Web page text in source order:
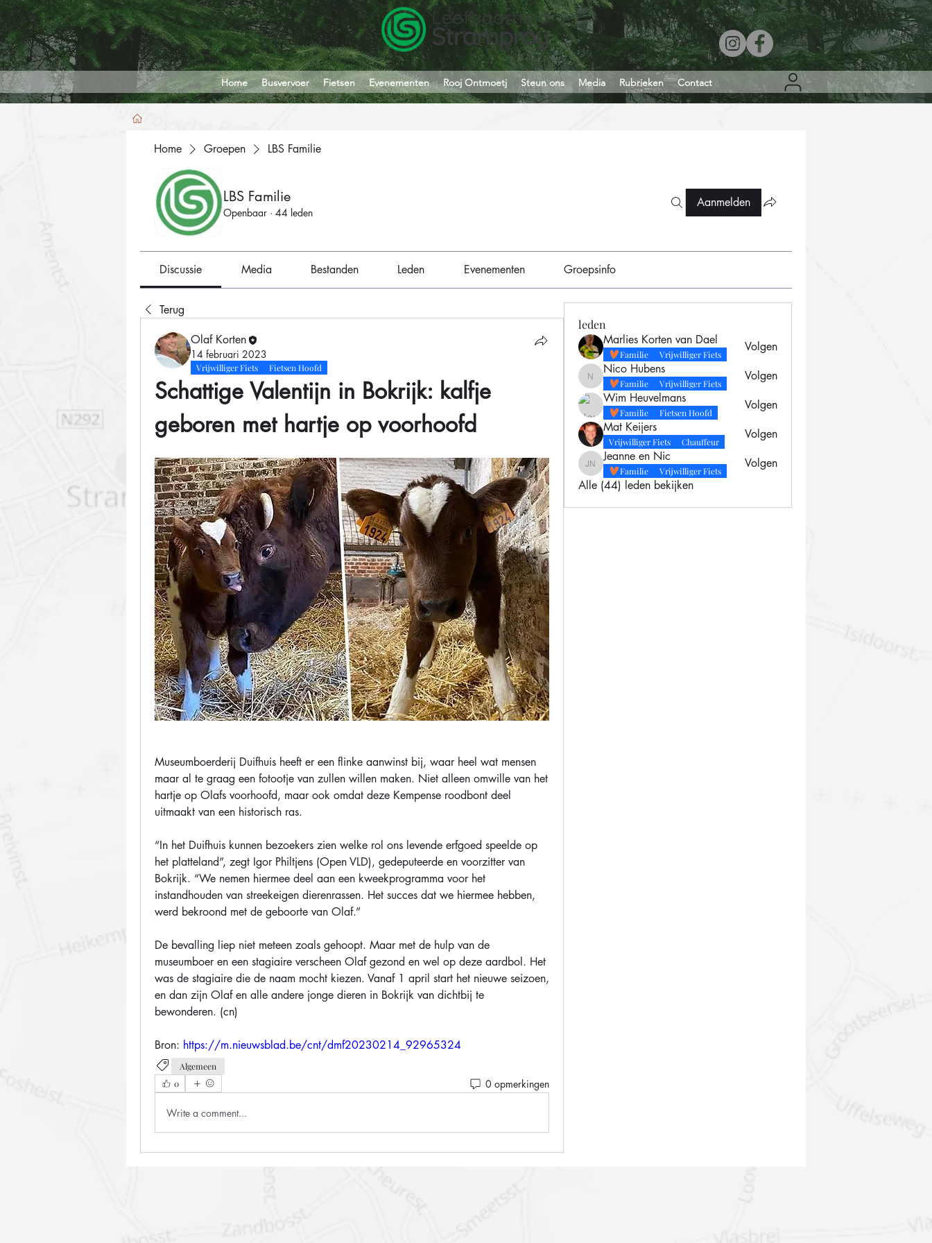
Home Busvervoer Fietsen Evenementen Rooj Ontmoetj Steun ons Media Rubrieken Contact
Home Groepen LBS Familie
LBS Familie
Openbaar · 44 leden
Aanmelden
Discussie Media Bestanden Leden Evenementen Groepsinfo
Terug
Olaf Korten
14 februari 2023
Vrijwilliger Fiets Fietsen Hoofd
Schattige Valentijn in Bokrijk: kalfje
geboren met hartje op voorhoofd
Museumboerderij Duifhuis heeft er een flinke aanwinst bij, waar heel wat mensen
maar al te graag een fotootje van zullen willen maken. Niet alleen omwille van het
hartje op Olafs voorhoofd, maar ook omdat deze Kempense roodbont deel
uitmaakt van een historisch ras.
“In het Duifhuis kunnen bezoekers zien welke rol ons levende erfgoed speelde op
het platteland”, zegt Igor Philtjens (Open VLD), gedeputeerde en voorzitter van
Bokrijk. “We nemen hiermee deel aan een kweekprogramma voor het
instandhouden van streekeigen dierenrassen. Het succes dat we hiermee hebben,
werd bekroond met de geboorte van Olaf.”
De bevalling liep niet meteen zoals gehoopt. Maar met de hulp van de
museumboer en een stagiaire verscheen Olaf gezond en wel op deze aardbol. Het
was de stagiaire die de naam mocht kiezen. Vanaf 1 april start het nieuwe seizoen,
en dan zijn Olaf en alle andere jonge dieren in Bokrijk van dichtbij te
bewonderen. (cn)
Bron: https://m.nieuwsblad.be/cnt/dmf20230214_92965324
Algemeen
0
0 opmerkingen
Write a comment...
leden
Marlies Korten van Dael
Familie Vrijwilliger Fiets
Volgen
Nico Hubens
Nico Hubens
Familie Vrijwilliger Fiets
Volgen
Wim Heuvelmans
Familie Fietsen Hoofd
Volgen
Mat Keijers
Vrijwilliger Fiets Chauffeur
Volgen
Jeanne en Nic
Jeanne en Nic
Familie Vrijwilliger Fiets
Volgen
Alle (44) leden bekijken